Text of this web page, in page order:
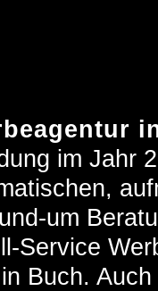
im Jahr
um
Service
Buch.